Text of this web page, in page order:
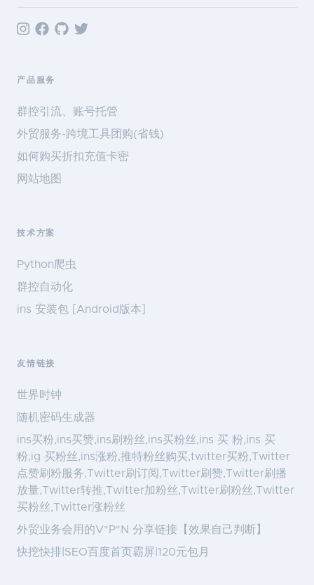
产品服务
群控引流、账号托管
外贸服务-跨境工具团购(省钱)
如何购买折扣充值卡密
网站地图
技术方案
Python爬虫
群控自动化
ins 安装包 [Android版本]
友情链接
世界时钟
随机密码生成器
ins买粉,ins买赞,ins刷粉丝,ins买粉丝,ins 买 粉,ins 买
粉,ig 买粉丝,ins涨粉,推特粉丝购买,twitter买粉,Twitter
点赞刷粉服务,Twitter刷订阅,Twitter刷赞,Twitter刷播
放量,Twitter转推,Twitter加粉丝,Twitter刷粉丝,Twitter
买粉丝,Twitter涨粉丝
外贸业务会用的V*P*N 分享链接【效果自己判断】
快挖快排|SEO百度首页霸屏|120元包月